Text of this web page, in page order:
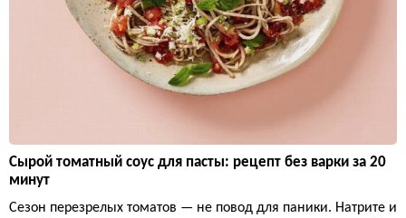
Сырой томатный соус для пасты: рецепт без варки за 20
минут
Сезон перезрелых томатов — не повод для паники. Натрите и